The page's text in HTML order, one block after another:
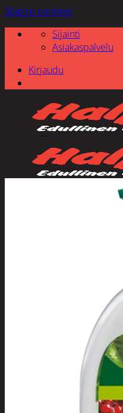
Skip to content
Sijainti
Asiakaspalvelu
Kirjaudu